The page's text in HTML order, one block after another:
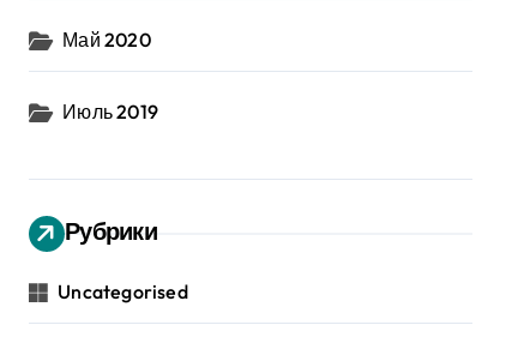
Май 2020
Июль 2019
Рубрики
Uncategorised